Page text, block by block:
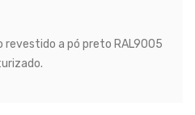
revestido a pó preto RAL9005